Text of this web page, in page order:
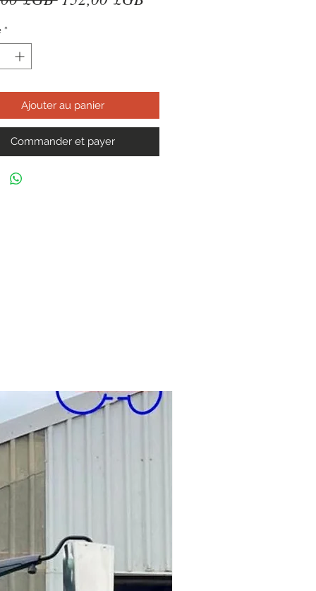
*
Ajouter au panier
Commander et payer